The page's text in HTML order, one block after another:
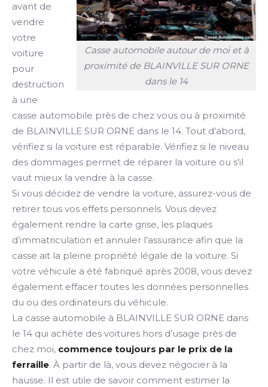
Casse automobile autour de moi et à
proximité de BLAINVILLE SUR ORNE
dans le 14
avant de
vendre
votre
voiture
pour
destruction
à une
casse automobile près de chez vous ou à proximité
de BLAINVILLE SUR ORNE dans le 14. Tout d’abord,
vérifiez si la voiture est réparable. Vérifiez si le niveau
des dommages permet de réparer la voiture ou s’il
vaut mieux la vendre à la casse.
Si vous décidez de vendre la voiture, assurez-vous de
retirer tous vos effets personnels. Vous devez
également rendre la carte grise, les plaques
d’immatriculation et annuler l’assurance afin que la
casse ait la pleine propriété légale de la voiture. Si
votre véhicule a été fabriqué après 2008, vous devez
également effacer toutes les données personnelles
du ou des ordinateurs du véhicule.
La casse automobile à BLAINVILLE SUR ORNE dans
le 14 qui achète des voitures hors d’usage près de
chez moi, commence toujours par le prix de la
ferraille. À partir de là, vous devez négocier à la
hausse. Il est utile de savoir comment estimer la